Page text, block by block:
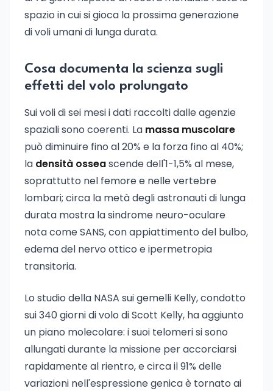
spazio in cui si gioca la prossima generazione
di voli umani di lunga durata.
Cosa documenta la scienza sugli
effetti del volo prolungato
Sui voli di sei mesi i dati raccolti dalle agenzie
spaziali sono coerenti. La massa muscolare
può diminuire fino al 20% e la forza fino al 40%;
la densità osseascende dell'1-1,5% al mese,
soprattutto nel femore e nelle vertebre
lombari; circa la metà degli astronauti di lunga
durata mostra la sindrome neuro-oculare
nota come SANS, con appiattimento del bulbo,
edema del nervo ottico e ipermetropia
transitoria.
Lo studio della NASA sui gemelli Kelly, condotto
sui 340 giorni di volo di Scott Kelly, ha aggiunto
un piano molecolare: i suoi telomeri si sono
allungati durante la missione per accorciarsi
rapidamente al rientro, e circa il 91% delle
variazioni nell'espressione genica è tornato ai